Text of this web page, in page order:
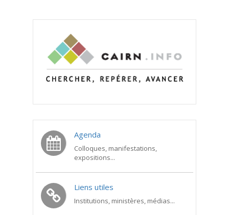
Agenda
Colloques, manifestations,
expositions...
Liens utiles
Institutions, ministères, médias...